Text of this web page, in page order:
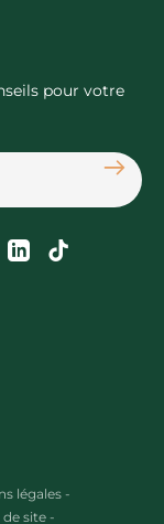
pour votre
sur
nous sur
nous
Suivez-Suivez-
légales -
de site -